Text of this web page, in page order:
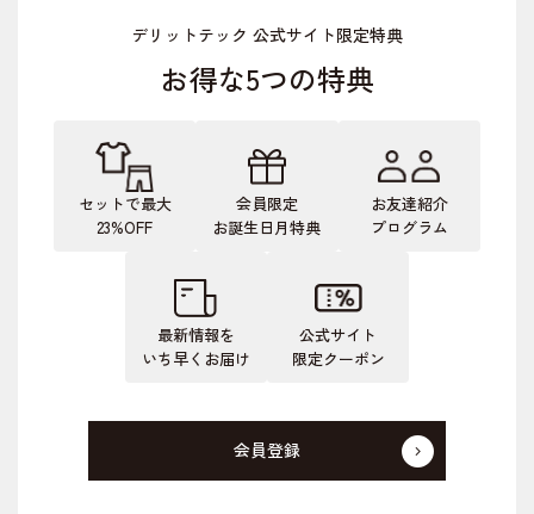
デリットテック 公式サイト限定特典
お得な5つの特典
セットで最大
23%OFF
会員限定
お誕生日月特典
お友達紹介
プログラム
最新情報を
いち早くお届け
公式サイト
限定クーポン
会員登録